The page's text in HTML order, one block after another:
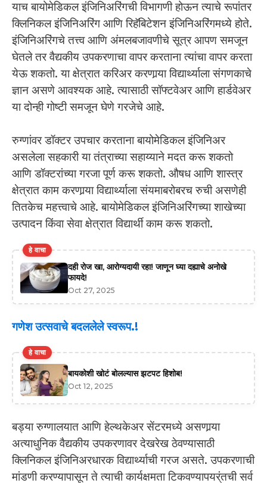
याच बायोमेडिकल इंजिनिअरिंगची विभागणी होऊन त्याचे रूपांतर
क्लिनिकल इंजिनिअरिंग आणि रिहॅबिटेशन इंजिनिअरिंगमध्ये होते.
इंजिनिअरिंगचे तत्त्व आणि अंमलबजावणीचे सूत्र आपण समजून
घेतले तर वैद्यकीय उपकरणाचा वापर करताना त्यांचा वापर करता
येऊ शकतो. या क्षेत्रात करिअर करणार्‍या विद्यार्थ्याला संगणकाचे
ज्ञान असणे आवश्यक आहे. त्यासाठी सॉफ्टवेअर आणि हार्डवेअर
या दोन्ही गोष्टी समजून घेणे गरजेचे आहे.
रुग्णांवर डॉक्टर उपचार करताना बायोमेडिकल इंजिनिअर
असलेला सहकारी या तंत्राच्या सहाय्याने मदत करू शकतो
आणि डॉक्टरांच्या गरजा पूर्ण करू शकतो. औषध आणि शास्त्र
क्षेत्रात काम करणार्‍या विद्यार्थ्याला संयमाबरोबरच रुची असणेही
तितकेच महत्त्वाचे आहे. बायोमेडिकल इंजिनिअरिंगच्या शाखेच्या
उत्पादन किंवा सेवा क्षेत्रात विद्यार्थी काम करू शकतो.
हे वाचा
दही रोज खा, आरोग्यदायी रहा! जाणून घ्या दह्याचे अनोखे
फायदे!
Oct 27, 2025
गणेश उत्सवाचे बदललेले स्वरूप.!
हे वाचा
बायकोशी खोटं बोलल्यास झटपट हिशोब!
Oct 12, 2025
बड्या रुग्णालयात आणि हेल्थकेअर सेंटरमध्ये असणार्‍या
अत्याधुनिक वैद्यकीय उपकरणावर देखरेख ठेवण्यासाठी
क्लिनिकल इंजिनिअरधारक विद्यार्थ्याची गरज असते. उपकरणाची
मांडणी करण्यापासून ते त्याची कार्यक्षमता टिकवण्यापयर्ंतची सर्व